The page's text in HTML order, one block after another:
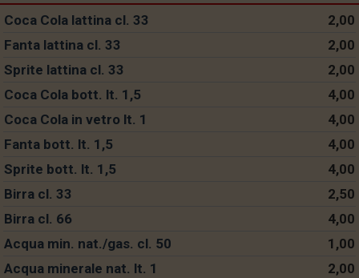
Coca Cola lattina cl. 33
2,00
Fanta lattina cl. 33
2,00
Sprite lattina cl. 33
2,00
Coca Cola bott. lt. 1,5
4,00
Coca Cola in vetro lt. 1
4,00
Fanta bott. lt. 1,5
4,00
Sprite bott. lt. 1,5
4,00
Birra cl. 33
2,50
Birra cl. 66
4,00
Acqua min. nat./gas. cl. 50
1,00
Acqua minerale nat. lt. 1
2,00